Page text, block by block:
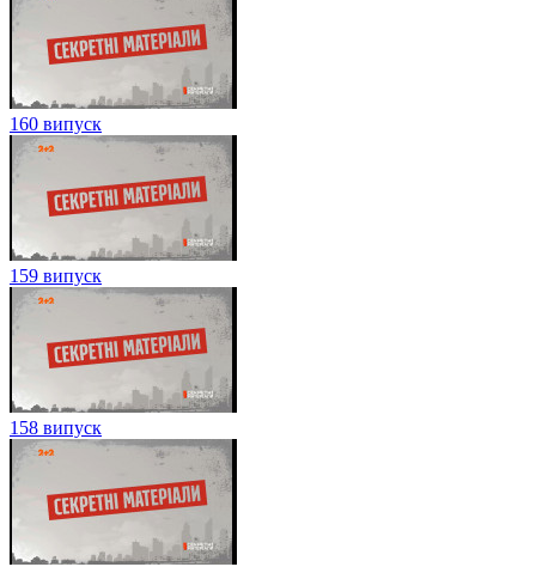
160 випуск
159 випуск
158 випуск